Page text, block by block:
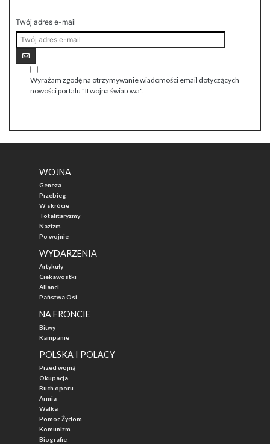
Twój adres e-mail
Wyrażam zgodę na otrzymywanie wiadomości email dotyczących
nowości portalu "II wojna światowa".
WOJNA
Geneza
Przebieg
W skrócie
Totalitaryzmy
Nazizm
Po wojnie
WYDARZENIA
Artykuły
Ciekawostki
Alianci
Państwa Osi
NA FRONCIE
Bitwy
Kampanie
POLSKA I POLACY
Przed wojną
Okupacja
Ruch oporu
Armia
Walka
Pomoc Żydom
Komunizm
Biografie